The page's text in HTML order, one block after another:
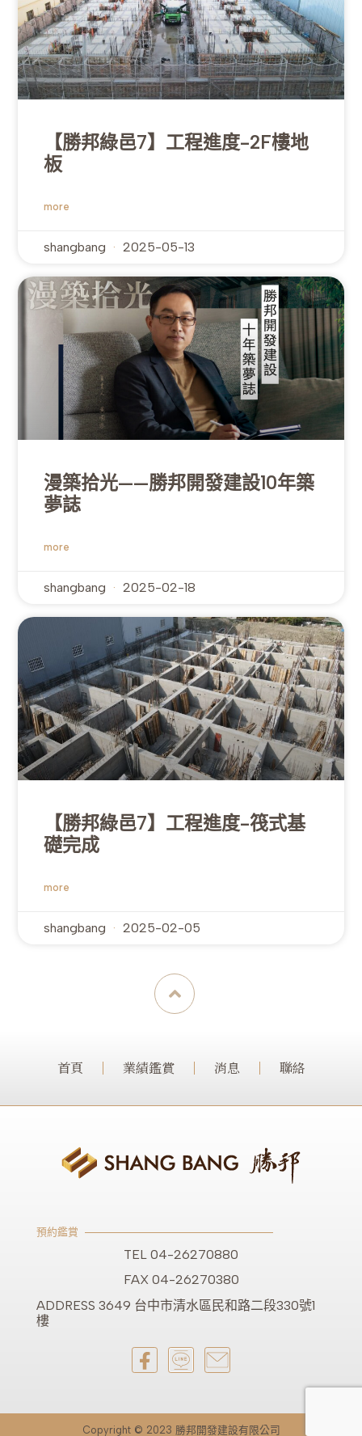
【勝邦綠邑7】工程進度-2F樓地
板
more
shangbang 2025-05-13
漫築拾光——勝邦開發建設10年築
夢誌
more
shangbang 2025-02-18
【勝邦綠邑7】工程進度-筏式基
礎完成
more
shangbang 2025-02-05
首頁 業績鑑賞 消息 聯絡
預約鑑賞
TEL 04-26270880
FAX 04-26270380
ADDRESS 3649 台中市清水區民和路二段330號1
樓
Copyright © 2023 勝邦開發建設有限公司